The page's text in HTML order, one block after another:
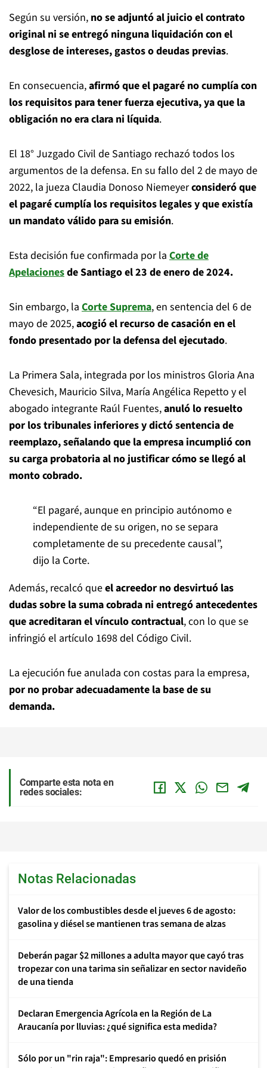
Según su versión, no se adjuntó al juicio el contrato
original ni se entregó ninguna liquidación con el
desglose de intereses, gastos o deudas previas.
En consecuencia,afirmó que el pagaré no cumplía con
los requisitos para tener fuerza ejecutiva, ya que la
obligación no era clara ni líquida.
El 18° Juzgado Civil de Santiago rechazó todos los
argumentos de la defensa. En su fallo del 2 de mayo de
2022, la jueza Claudia Donoso Niemeyerconsideró que
el pagaré cumplía los requisitos legales y que existía
un mandato válido para su emisión.
Esta decisión fue confirmada por la Corte de
Apelacionesde Santiago el 23 de enero de 2024.
Sin embargo, la Corte Suprema, en sentencia del 6 de
mayo de 2025,acogió el recurso de casación en el
fondo presentado por la defensa del ejecutado.
La Primera Sala, integrada por los ministros Gloria Ana
Chevesich, Mauricio Silva, María Angélica Repetto y el
abogado integrante Raúl Fuentes,anuló lo resuelto
por los tribunales inferiores y dictó sentencia de
reemplazo, señalando que la empresa incumplió con
su carga probatoria al no justificar cómo se llegó al
monto cobrado.
“El pagaré, aunque en principio autónomo e
independiente de su origen, no se separa
completamente de su precedente causal”,
dijo la Corte.
Además, recalcó queel acreedor no desvirtuó las
dudas sobre la suma cobrada ni entregó antecedentes
que acreditaran el vínculo contractual, con lo que se
infringió el artículo 1698 del Código Civil.
La ejecución fue anulada con costas para la empresa,
por no probar adecuadamente la base de su
demanda.
Comparte esta nota en
redes sociales:
Notas Relacionadas
Valor de los combustibles desde el jueves 6 de agosto:
gasolina y diésel se mantienen tras semana de alzas
Deberán pagar $2 millones a adulta mayor que cayó tras
tropezar con una tarima sin señalizar en sector navideño
de una tienda
Declaran Emergencia Agrícola en la Región de La
Araucanía por lluvias: ¿qué significa esta medida?
Sólo por un "rin raja": Empresario quedó en prisión